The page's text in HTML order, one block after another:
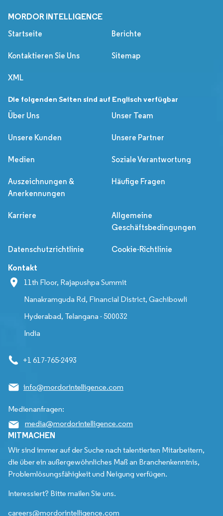
MORDOR INTELLIGENCE
Startseite Berichte
Kontaktieren Sie Uns Sitemap
XML
Die folgenden Seiten sind auf Englisch verfügbar
Über Uns
Unser Team
Unsere Kunden Unsere Partner
Medien Soziale Verantwortung
Auszeichnungen &
Anerkennungen
Häufige Fragen
Karriere
Allgemeine
Geschäftsbedingungen
Datenschutzrichtlinie Cookie-Richtlinie
Kontakt
11th Floor, Rajapushpa Summit
Nanakramguda Rd, Financial District, Gachibowli
Hyderabad, Telangana - 500032
India
+1 617-765-2493
info@mordorintelligence.com
Medienanfragen:
media@mordorintelligence.com
MITMACHEN
Wir sind immer auf der Suche nach talentierten Mitarbeitern,
die über ein außergewöhnliches Maß an Branchenkenntnis,
Problemlösungsfähigkeit und Neigung verfügen.
Interessiert? Bitte mailen Sie uns.
careers@mordorintelligence.com